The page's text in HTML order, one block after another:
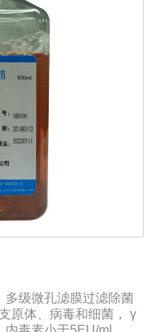
多级微孔滤膜过滤除菌
原体、病毒和细菌， γ